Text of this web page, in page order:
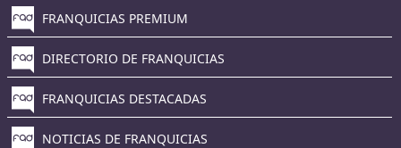
FRANQUICIAS PREMIUM
DIRECTORIO DE FRANQUICIAS
FRANQUICIAS DESTACADAS
NOTICIAS DE FRANQUICIAS